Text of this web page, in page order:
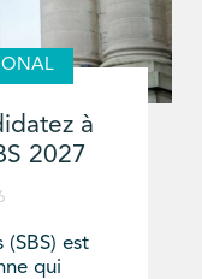
à
2027
(SBS) est
qui